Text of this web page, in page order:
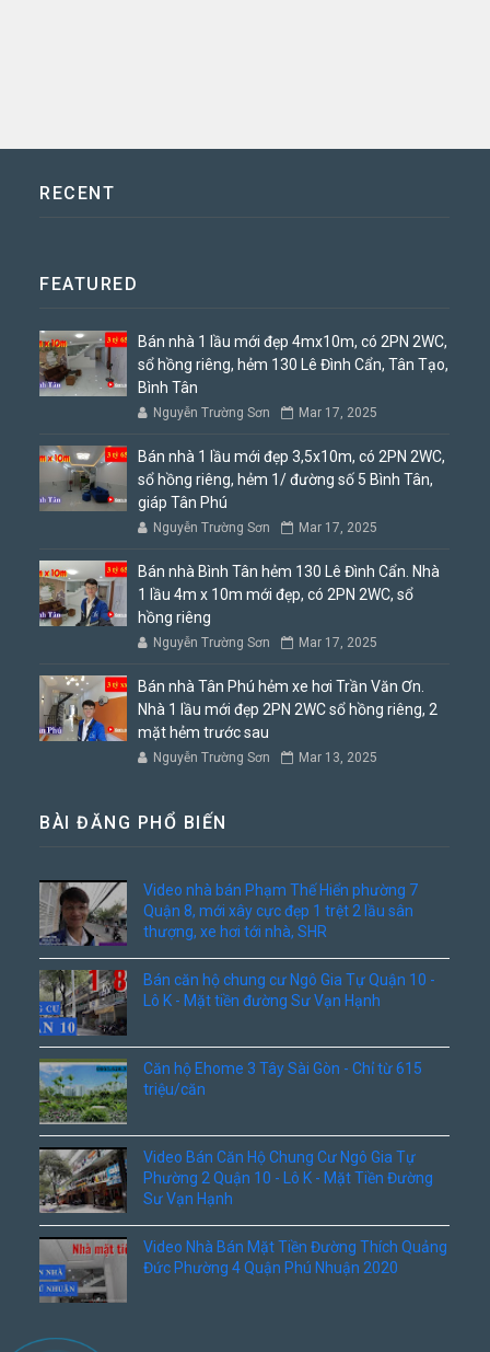
RECENT
FEATURED
Bán nhà 1 lầu mới đẹp 4mx10m, có 2PN 2WC,
sổ hồng riêng, hẻm 130 Lê Đình Cẩn, Tân Tạo,
Bình Tân
Nguyễn Trường Sơn Mar 17, 2025
Bán nhà 1 lầu mới đẹp 3,5x10m, có 2PN 2WC,
sổ hồng riêng, hẻm 1/ đường số 5 Bình Tân,
giáp Tân Phú
Nguyễn Trường Sơn Mar 17, 2025
Bán nhà Bình Tân hẻm 130 Lê Đình Cẩn. Nhà
1 lầu 4m x 10m mới đẹp, có 2PN 2WC, sổ
hồng riêng
Nguyễn Trường Sơn Mar 17, 2025
Bán nhà Tân Phú hẻm xe hơi Trần Văn Ơn.
Nhà 1 lầu mới đẹp 2PN 2WC sổ hồng riêng, 2
mặt hẻm trước sau
Nguyễn Trường Sơn Mar 13, 2025
BÀI ĐĂNG PHỔ BIẾN
Video nhà bán Phạm Thế Hiển phường 7
Quận 8, mới xây cực đẹp 1 trệt 2 lầu sân
thượng, xe hơi tới nhà, SHR
Bán căn hộ chung cư Ngô Gia Tự Quận 10 -
Lô K - Mặt tiền đường Sư Vạn Hạnh
Căn hộ Ehome 3 Tây Sài Gòn - Chỉ từ 615
triệu/căn
Video Bán Căn Hộ Chung Cư Ngô Gia Tự
Phường 2 Quận 10 - Lô K - Mặt Tiền Đường
Sư Vạn Hạnh
Video Nhà Bán Mặt Tiền Đường Thích Quảng
Đức Phường 4 Quận Phú Nhuận 2020